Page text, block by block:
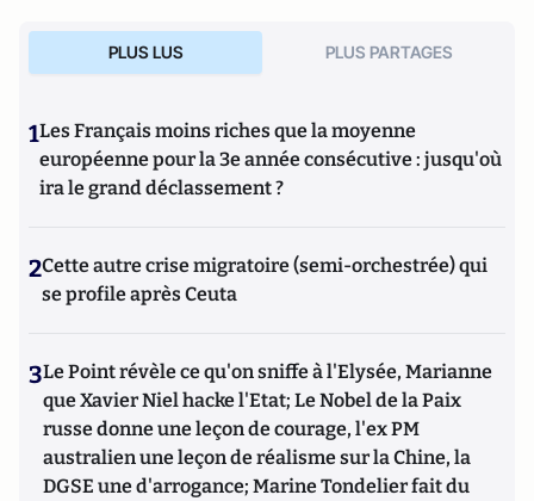
Projet: La stratégie de conquête et d'infiltration des frères
musulmans en France et dans le monde(Editions de
L'Artilleur).
PLUS LUS PLUS PARTAGES
1Les Français moins riches que la moyenne
européenne pour la 3e année consécutive : jusqu'où
ira le grand déclassement ?
2Cette autre crise migratoire (semi-orchestrée) qui
se profile après Ceuta
3Le Point révèle ce qu'on sniffe à l'Elysée, Marianne
que Xavier Niel hacke l'Etat; Le Nobel de la Paix
russe donne une leçon de courage, l'ex PM
australien une leçon de réalisme sur la Chine, la
DGSE une d'arrogance; Marine Tondelier fait du